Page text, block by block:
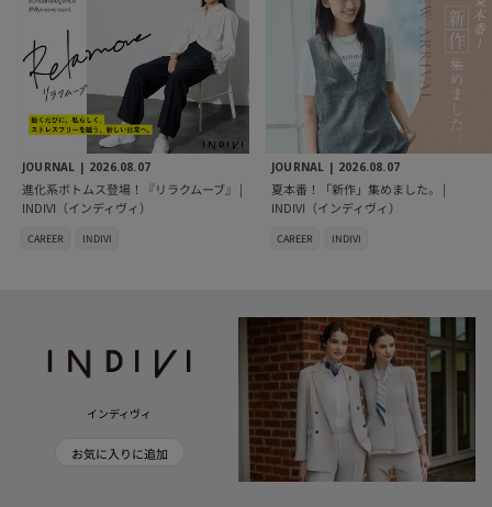
JOURNAL | 2026.08.07
進化系ボトムス登場！『リラクムーブ』 |
INDIVI（インディヴィ）
CAREER INDIVI
JOURNAL | 2026.08.07
夏本番！「新作」集めました。 |
INDIVI（インディヴィ）
CAREER INDIVI
インディヴィ
お気に入りに追加